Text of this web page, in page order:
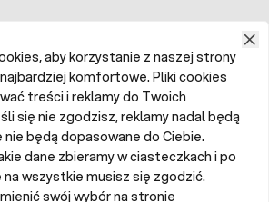
aby korzystanie z naszej strony
najbardziej komfortowe. Pliki cookies
treści i reklamy do Twoich
się nie zgodzisz, reklamy nadal będą
będą dopasowane do Ciebie.
dane zbieramy w ciasteczkach i po
na wszystkie musisz się zgodzić.
swój wybór na stronie